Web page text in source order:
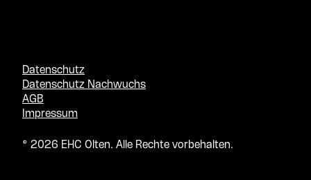
© 2026 EHC Olten. Alle Rechte vorbehalten.
Datenschutz
Datenschutz Nachwuchs
AGB
Impressum